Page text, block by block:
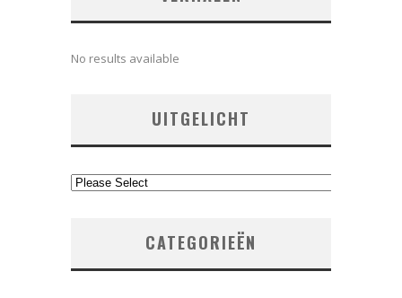
No results available
UITGELICHT
CATEGORIEËN